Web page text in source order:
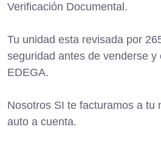
Verificación Documental.
Tu unidad esta revisada por
seguridad antes de venderse y
EDEGA.
Nosotros SI te facturamos a tu
auto a cuenta.